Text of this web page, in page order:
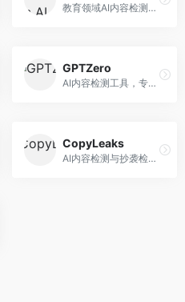
教育领域AI内容检测平台，专注于学术诚信。面向教育机构，提供AI内容检测、抄袭检测、报告生成等服务，教育适配性强。
GPTZero
AI内容检测工具，专注于AI生成文本识别。面向教育工作者和出版商，提供文本检测、批量分析、API接口等服务，检测准确率高。
CopyLeaks
AI内容检测与抄袭检测平台，专注于内容原创性验证。面向教育机构和出版商，提供AI检测、抄袭检测、多语言支持等服务，检测全面。